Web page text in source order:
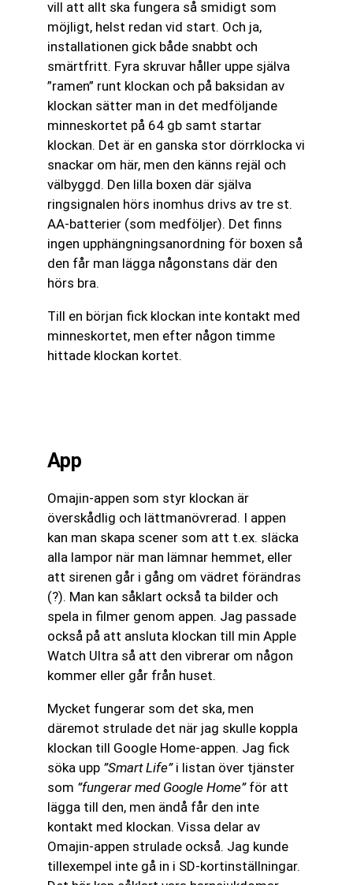
vill att allt ska fungera så smidigt som
möjligt, helst redan vid start. Och ja,
installationen gick både snabbt och
smärtfritt. Fyra skruvar håller uppe själva
”ramen” runt klockan och på baksidan av
klockan sätter man in det medföljande
minneskortet på 64 gb samt startar
klockan. Det är en ganska stor dörrklocka vi
snackar om här, men den känns rejäl och
välbyggd. Den lilla boxen där själva
ringsignalen hörs inomhus drivs av tre st.
AA-batterier (som medföljer). Det finns
ingen upphängningsanordning för boxen så
den får man lägga någonstans där den
hörs bra.
Till en början fick klockan inte kontakt med
minneskortet, men efter någon timme
hittade klockan kortet.
App
Omajin-appen som styr klockan är
överskådlig och lättmanövrerad. I appen
kan man skapa scener som att t.ex. släcka
alla lampor när man lämnar hemmet, eller
att sirenen går i gång om vädret förändras
(?). Man kan såklart också ta bilder och
spela in filmer genom appen. Jag passade
också på att ansluta klockan till min Apple
Watch Ultra så att den vibrerar om någon
kommer eller går från huset.
Mycket fungerar som det ska, men
däremot strulade det när jag skulle koppla
klockan till Google Home-appen. Jag fick
söka upp ”Smart Life”i listan över tjänster
som ”fungerar med Google Home”för att
lägga till den, men ändå får den inte
kontakt med klockan. Vissa delar av
Omajin-appen strulade också. Jag kunde
tillexempel inte gå in i SD-kortinställningar.